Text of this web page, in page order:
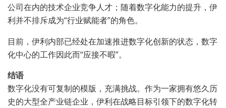
公司在内的技术企业竞争人才；随着数字化能力的提升，伊
利并不排斥成为“行业赋能者”的角色。
目前，伊利内部已经处在加速推进数字化创新的状态，数字
化中心的工作因此而“应接不暇”。
结语
数字化没有可复制的模版，充满挑战。作为一家拥有悠久历
史的大型全产业链企业，伊利在战略目标引领下的数字化转